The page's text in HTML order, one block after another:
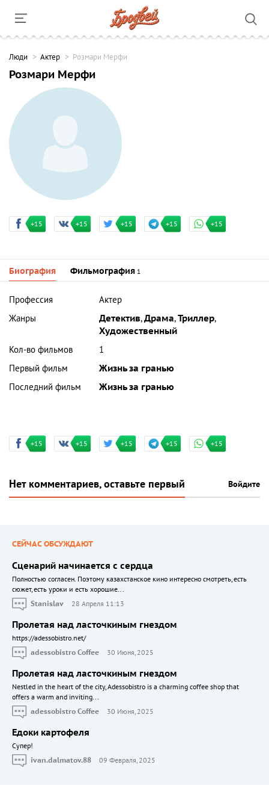
Люди Актер Розмари Мерфи
Розмари Мерфи
+15 +15 +15 +15 +15
Биография Фильмография 1
Профессия
Актер
Жанры
Детектив,Драма,Триллер,
Художественный
Кол-во фильмов
1
Первый фильм
Жизнь за гранью
Последний фильм
Жизнь за гранью
+15 +15 +15 +15 +15
Нет комментариев, оставьте первый Войдите
СЕЙЧАС ОБСУЖДАЮТ
Сценарий начинается с сердца
Полностью согласен. Поэтому казахстанское кино интересно смотреть, есть
сюжет, есть уроки и есть хорошие...
Stanislav
28 Апреля 11:13
Пролетая над ласточкиным гнездом
https://adessobistro.net/
adessobistro Coffee
30 Июня, 2025
Пролетая над ласточкиным гнездом
Nestled in the heart of the city, Adessobistro is a charming coffee shop that
offers a warm and inviting...
adessobistro Coffee
30 Июня, 2025
Едоки картофеля
Cупер!
ivan.dalmatov.88
09 Февраля, 2025